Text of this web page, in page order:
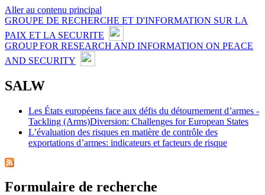
Aller au contenu principal
GROUPE DE RECHERCHE ET D'INFORMATION SUR LA
PAIX ET LA SECURITE
GROUP FOR RESEARCH AND INFORMATION ON PEACE
AND SECURITY
SALW
Les États européens face aux défis du détournement d’armes -
Tackling (Arms)Diversion: Challenges for European States
L’évaluation des risques en matière de contrôle des
exportations d’armes: indicateurs et facteurs de risque
Formulaire de recherche